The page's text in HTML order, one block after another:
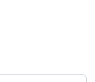
Saunatuch,